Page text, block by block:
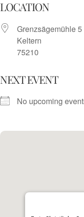
Skip
content
LOCATION
Grenzsägemühle 5
Keltern
75210
NEXT EVENT
No upcoming